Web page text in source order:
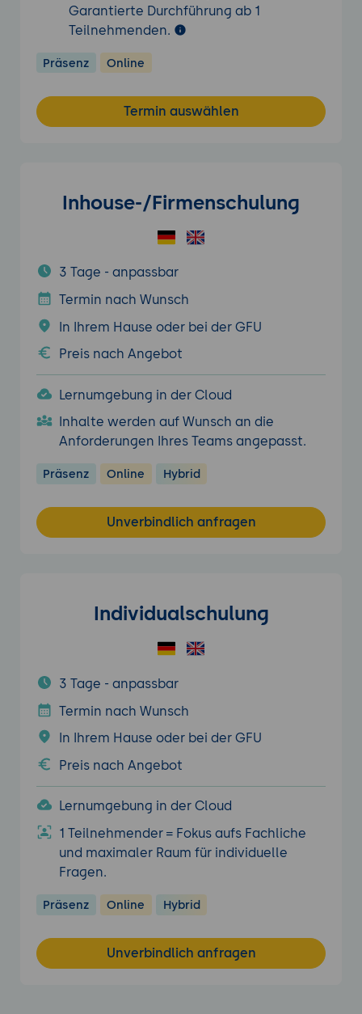
Garantierte Durchführung ab 1
Teilnehmenden.
Präsenz Online
Termin auswählen
Inhouse-/Firmenschulung
3 Tage - anpassbar
Termin nach Wunsch
In Ihrem Hause oder bei der GFU
Preis nach Angebot
Lernumgebung in der Cloud
Inhalte werden auf Wunsch an die
Anforderungen Ihres Teams angepasst.
Präsenz Online Hybrid
Unverbindlich anfragen
Individualschulung
3 Tage - anpassbar
Termin nach Wunsch
In Ihrem Hause oder bei der GFU
Preis nach Angebot
Lernumgebung in der Cloud
1 Teilnehmender = Fokus aufs Fachliche
und maximaler Raum für individuelle
Fragen.
Präsenz Online Hybrid
Unverbindlich anfragen